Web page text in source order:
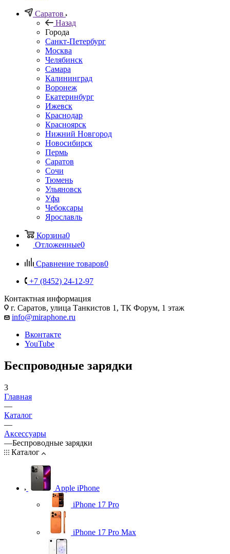
Саратов
Назад
Города
Санкт-Петербург
Москва
Челябинск
Самара
Калининград
Воронеж
Екатеринбург
Ижевск
Краснодар
Красноярск
Нижний Новгород
Новосибирск
Пермь
Саратов
Сочи
Тюмень
Ульяновск
Уфа
Чебоксары
Ярославль
Корзина0
Отложенные0
Сравнение товаров0
+7 (8452) 24-12-97
Контактная информация
г. Саратов, улица Танкистов 1, ТК Форум, 1 этаж
info@miraphone.ru
Вконтакте
YouTube
Беспроводные зарядки
3
Главная
—
Каталог
—
Аксессуары
—Беспроводные зарядки
Каталог
Apple iPhone
iPhone 17 Pro
iPhone 17 Pro Max